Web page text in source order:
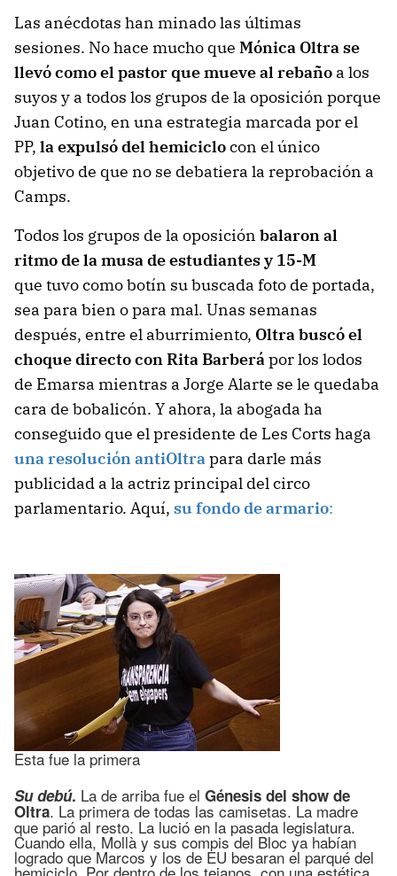
Las anécdotas han minado las últimas
sesiones. No hace mucho que Mónica Oltra se
llevó como el pastor que mueve al rebaño a los
suyos y a todos los grupos de la oposición porque
Juan Cotino, en una estrategia marcada por el
PP, la expulsó del hemiciclocon el único
objetivo de que no se debatiera la reprobación a
Camps.
Todos los grupos de la oposición balaron al
ritmo de la musa de estudiantes y 15-M
que tuvo como botín su buscada foto de portada,
sea para bien o para mal. Unas semanas
después, entre el aburrimiento, Oltra buscó el
choque directo con Rita Barberápor los lodos
de Emarsa mientras a Jorge Alarte se le quedaba
cara de bobalicón. Y ahora, la abogada ha
conseguido que el presidente de Les Corts haga
una resolución antiOltrapara darle más
publicidad a la actriz principal del circo
parlamentario. Aquí, su fondo de armario:
Esta fue la primera
Su debú. La de arriba fue el Génesis del show de
Oltra. La primera de todas las camisetas. La madre
que parió al resto. La lució en la pasada legislatura.
Cuando ella, Mollà y sus compis del Bloc ya habían
logrado que Marcos y los de EU besaran el parqué del